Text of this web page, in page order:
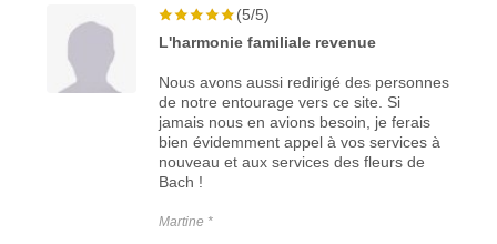
(5/5)
L'harmonie familiale revenue
Nous avons aussi redirigé des personnes
de notre entourage vers ce site. Si
jamais nous en avions besoin, je ferais
bien évidemment appel à vos services à
nouveau et aux services des fleurs de
Bach !
Martine *